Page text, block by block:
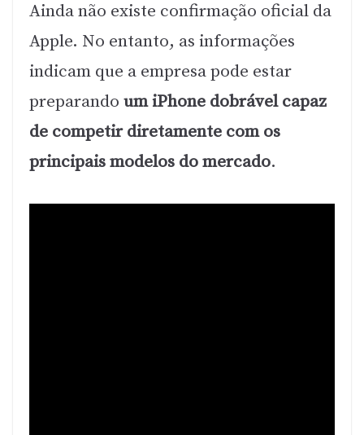
Ainda não existe confirmação oficial da
Apple. No entanto, as informações
indicam que a empresa pode estar
preparando um iPhone dobrável capaz
de competir diretamente com os
principais modelos do mercado.